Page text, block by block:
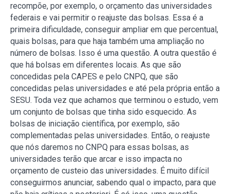
recompõe, por exemplo, o orçamento das universidades
federais e vai permitir o reajuste das bolsas. Essa é a
primeira dificuldade, conseguir ampliar em que percentual,
quais bolsas, para que haja também uma ampliação no
número de bolsas. Isso é uma questão. A outra questão é
que há bolsas em diferentes locais. As que são
concedidas pela CAPES e pelo CNPQ, que são
concedidas pelas universidades e até pela própria então a
SESU. Toda vez que achamos que terminou o estudo, vem
um conjunto de bolsas que tinha sido esquecido. As
bolsas de iniciação científica, por exemplo, são
complementadas pelas universidades. Então, o reajuste
que nós daremos no CNPQ para essas bolsas, as
universidades terão que arcar e isso impacta no
orçamento de custeio das universidades. É muito difícil
conseguirmos anunciar, sabendo qual o impacto, para que